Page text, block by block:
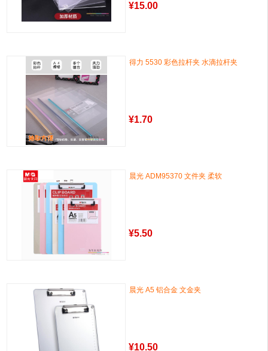
¥15.00
得力 5530 彩色拉杆夹 水滴拉杆夹
¥1.70
晨光 ADM95370 文件夹 柔软
¥5.50
晨光 A5 铝合金 文金夹
¥10.50